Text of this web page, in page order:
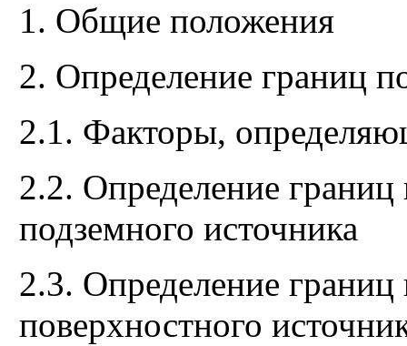
1. Общие положения
2. Определение границ
2.1. Факторы,
2.2. Определение
подземного источника
2.3. Определение
поверхностного